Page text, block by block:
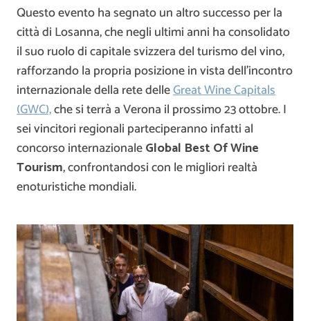
Questo evento ha segnato un altro successo per la
città di Losanna, che negli ultimi anni ha consolidato
il suo ruolo di capitale svizzera del turismo del vino,
rafforzando la propria posizione in vista dell’incontro
internazionale della rete delleGreat Wine Capitals
(GWC),che si terrà a Verona il prossimo 23 ottobre. I
sei vincitori regionali parteciperanno infatti al
concorso internazionaleGlobal Best Of Wine
Tourism, confrontandosi con le migliori realtà
enoturistiche mondiali.